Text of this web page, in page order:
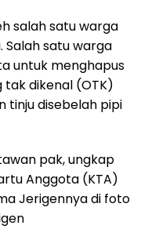
salah satu warga
Salah satu warga
untuk menghapus
dikenal (OTK)
tinju disebelah pipi
pak, ungkap
Anggota (KTA)
Jerigennya di foto